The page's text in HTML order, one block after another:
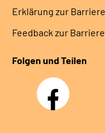
Erklärung zur
Feedback zur
Folgen und Teilen
Facebook